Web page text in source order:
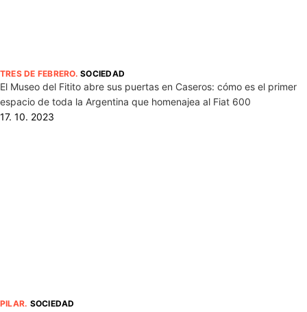
TRES DE FEBRERO.SOCIEDAD
El Museo del Fitito abre sus puertas en Caseros: cómo es el primer
espacio de toda la Argentina que homenajea al Fiat 600
17. 10. 2023
PILAR. SOCIEDAD